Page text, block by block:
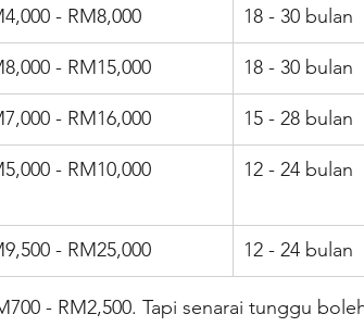
- RM8,000 18 - 30 bulan
- RM15,000 18 - 30 bulan
- RM16,000 15 - 28 bulan
- RM10,000 12 - 24 bulan
- RM25,000 12 - 24 bulan
- RM2,500. Tapi senarai tunggu